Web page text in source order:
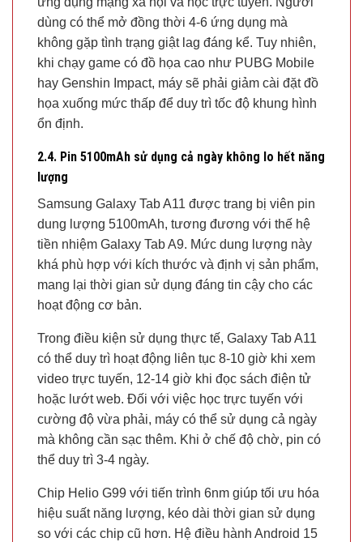
dùng có thể mở đồng thời 4-6 ứng dụng mà
không gặp tình trạng giật lag đáng kể. Tuy nhiên,
khi chạy game có đồ họa cao như PUBG Mobile
hay Genshin Impact, máy sẽ phải giảm cài đặt đồ
họa xuống mức thấp để duy trì tốc độ khung hình
ổn định.
2.4. Pin 5100mAh sử dụng cả ngày không lo hết năng
lượng
Samsung Galaxy Tab A11 được trang bị viên pin
dung lượng 5100mAh, tương đương với thế hệ
tiền nhiệm Galaxy Tab A9. Mức dung lượng này
khá phù hợp với kích thước và định vị sản phẩm,
mang lại thời gian sử dụng đáng tin cậy cho các
hoạt động cơ bản.
Trong điều kiện sử dụng thực tế, Galaxy Tab A11
có thể duy trì hoạt động liên tục 8-10 giờ khi xem
video trực tuyến, 12-14 giờ khi đọc sách điện tử
hoặc lướt web. Đối với việc học trực tuyến với
cường độ vừa phải, máy có thể sử dụng cả ngày
mà không cần sạc thêm. Khi ở chế độ chờ, pin có
thể duy trì 3-4 ngày.
Chip Helio G99 với tiến trình 6nm giúp tối ưu hóa
hiệu suất năng lượng, kéo dài thời gian sử dụng
so với các chip cũ hơn. Hệ điều hành Android 15